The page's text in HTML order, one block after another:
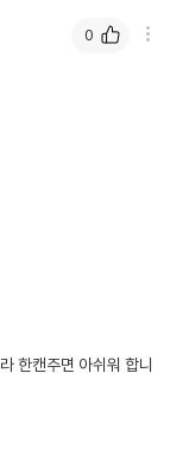
한캔주면 아쉬워 합니
0